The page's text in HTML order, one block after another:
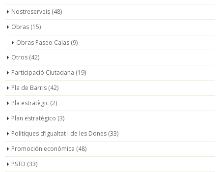
Nostreserveis (48)
Obras (15)
Obras Paseo Calas (9)
Otros (42)
Participació Ciutadana (19)
Pla de Barris (42)
Pla estratègic (2)
Plan estratégico (3)
Polítiques d’Igualtat i de les Dones (33)
Promoción económica (48)
PSTD (33)